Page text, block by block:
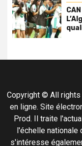
Copyright © All
en ligne. Site
Prod. Il traite
l'échelle nationale
s'intéresse